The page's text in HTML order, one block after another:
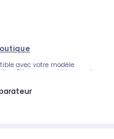
avec votre modèle
.Pièce compatible avec les